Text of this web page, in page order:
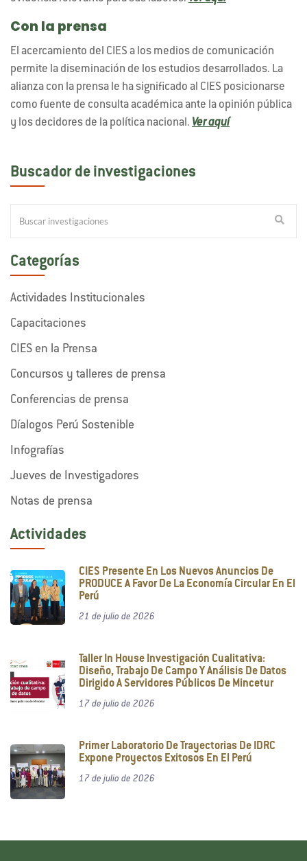
Con la prensa
El acercamiento del CIES a los medios de comunicación
permite la diseminación de los estudios desarrollados. La
alianza con la prensa le ha significado al CIES posicionarse
como fuente de consulta académica ante la opinión pública
y los decidores de la política nacional. Ver aquí
Buscador de investigaciones
Categorías
Actividades Institucionales
Capacitaciones
CIES en la Prensa
Concursos y talleres de prensa
Conferencias de prensa
Díalogos Perú Sostenible
Infografías
Jueves de Investigadores
Notas de prensa
Actividades
CIES Presente En Los Nuevos Anuncios De
PRODUCE A Favor De La Economía Circular En El
Perú
21 de julio de 2026
Taller In House Investigación Cualitativa:
Diseño, Trabajo De Campo Y Análisis De Datos
Dirigido A Servidores Públicos De Mincetur
17 de julio de 2026
Primer Laboratorio De Trayectorias De IDRC
Expone Proyectos Exitosos En El Perú
17 de julio de 2026